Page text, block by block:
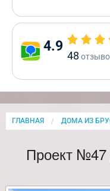
4.9
48
ГЛАВНАЯ ДОМА ИЗ
Проект №47